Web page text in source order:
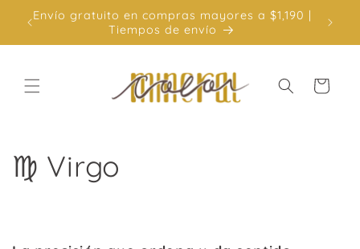
directamente
Envío gratuito en compras mayores a $1,190 |
Tiempos de envío
3
Carrito
C
l
♍ Virgo